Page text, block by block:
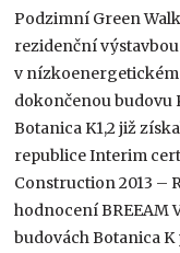
Podzimní Green
rezidenční
v
dokončenou budovu
Botanica K1,2 již
republice Interim
Construction 2013 –
hodnocení BREEAM
budovách Botanica